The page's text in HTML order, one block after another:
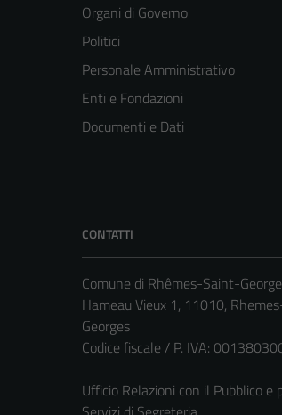
Organi di Governo
Politici
Personale Amministrativo
Enti e Fondazioni
Documenti e Dati
CONTATTI
Comune di Rhêmes-Saint-
Hameau Vieux 1, 11010,
Georges
Codice fiscale / P. IVA:
Ufficio Relazioni con il Pubblico e